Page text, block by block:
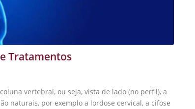
Tratamentos
vertebral, ou seja, vista de lado (no perfil), a
naturais, por exemplo a lordose cervical, a cifose